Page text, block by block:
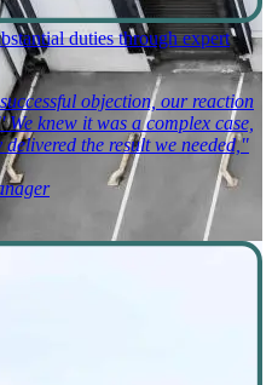
duties through expert
objection, our reaction
knew it was a complex case,
the result we needed,"